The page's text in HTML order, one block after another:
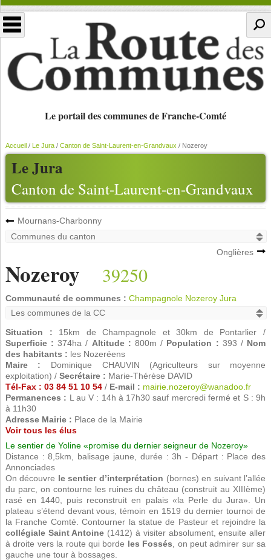
Le portail des communes de Franche-Comté
Le Jura
Canton de Saint-Laurent-en-Grandvaux
Accueil/ Le Jura/ Canton de Saint-Laurent-en-Grandvaux / Nozeroy
Mournans-Charbonny
Onglières
Nozeroy 39250
Communauté de communes : Champagnole Nozeroy Jura
Situation : 15km de Champagnole et 30km de Pontarlier /
Superficie : 374ha / Altitude : 800m / Population : 393 / Nom
des habitants : les Nozeréens
Maire : Dominique CHAUVIN (Agriculteurs sur moyenne
exploitation) / Secrétaire : Marie-Thérèse DAVID
Tél-Fax : 03 84 51 10 54/ E-mail : mairie.nozeroy@wanadoo.fr
Permanences : L au V : 14h à 17h30 sauf mercredi fermé et S : 9h
à 11h30
Adresse Mairie : Place de la Mairie
Voir tous les élus
Le sentier de Yoline «promise du dernier seigneur de Nozeroy»
Distance : 8,5km, balisage jaune, durée : 3h - Départ : Place des
Annonciades
On découvre le sentier d’interprétation (bornes) en suivant l’allée
du parc, on contourne les ruines du château (construit au XIIIème)
rasé en 1440, puis reconstruit en palais «la Perle du Jura». Un
plateau s’étend devant vous, témoin en 1519 du dernier tournoi de
la Franche Comté. Contourner la statue de Pasteur et rejoindre la
collégiale Saint Antoine (1412) à visiter absolument, ensuite aller
à droite vers la route qui borde les Fossés , on peut admirer sur sa
gauche une tour à bossages.